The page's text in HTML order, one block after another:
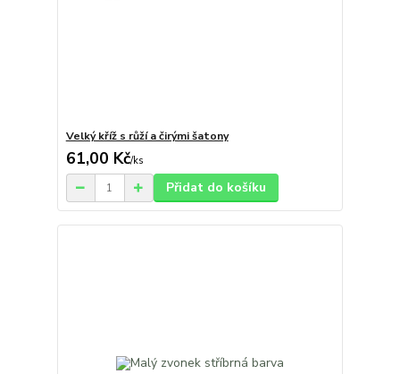
Velký kříž s růží a čirými šatony
61,00 Kč/ks
Přidat do košíku